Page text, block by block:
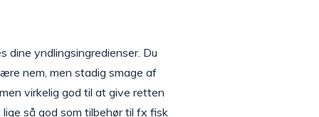
dine yndlingsingredienser. Du
nem, men stadig smage af
virkelig god til at give retten
så god som tilbehør til fx fisk